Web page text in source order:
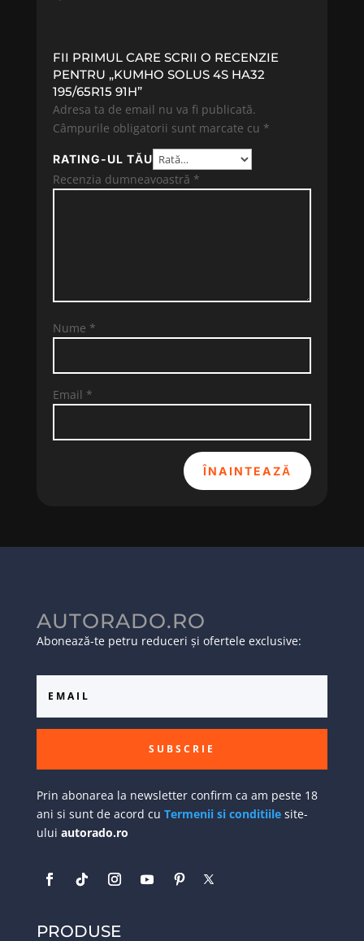
FII PRIMUL CARE SCRII O RECENZIE
PENTRU „KUMHO SOLUS 4S HA32
195/65R15 91H”
Adresa ta de email nu va fi publicată.
Câmpurile obligatorii sunt marcate cu *
RATING-UL TĂU
Recenzia dumneavoastră *
Nume *
Email *
ÎNAINTEAZĂ
AUTORADO.RO
Abonează-te petru reduceri și ofertele exclusive:
SUBSCRIE
Prin abonarea la newsletter confirm ca am peste 18
ani si sunt de acord cu Termenii si conditiilesite-
ului autorado.ro
PRODUSE